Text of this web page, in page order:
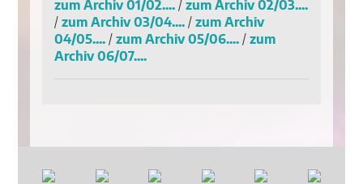
zum Archiv 01/02.... /zum Archiv 02/03....
/zum Archiv 03/04.... /zum Archiv
04/05.... /zum Archiv 05/06.... /zum
Archiv 06/07....